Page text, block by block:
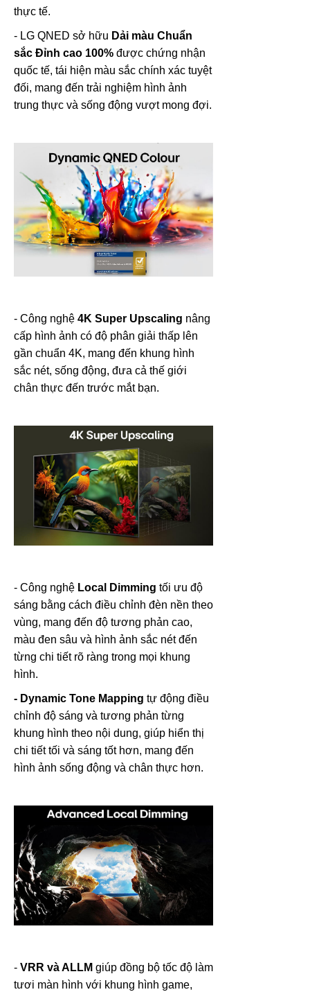
thực tế.
- LG QNED sở hữu Dải màu Chuẩn
sắc Đỉnh cao 100% được chứng nhận
quốc tế, tái hiện màu sắc chính xác tuyệt
đối, mang đến trải nghiệm hình ảnh
trung thực và sống động vượt mong đợi.
- Công nghệ 4K Super Upscaling nâng
cấp hình ảnh có độ phân giải thấp lên
gần chuẩn 4K, mang đến khung hình
sắc nét, sống động, đưa cả thế giới
chân thực đến trước mắt bạn.
- Công nghệ Local Dimming tối ưu độ
sáng bằng cách điều chỉnh đèn nền theo
vùng, mang đến độ tương phản cao,
màu đen sâu và hình ảnh sắc nét đến
từng chi tiết rõ ràng trong mọi khung
hình.
- Dynamic Tone Mapping tự động điều
chỉnh độ sáng và tương phản từng
khung hình theo nội dung, giúp hiển thị
chi tiết tối và sáng tốt hơn, mang đến
hình ảnh sống động và chân thực hơn.
- VRR vàALLM giúp đồng bộ tốc độ làm
tươi màn hình với khung hình game,